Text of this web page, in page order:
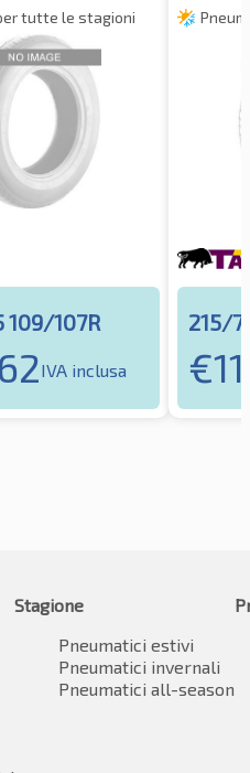
tutte le stagioni
109/107R
IVA inclusa
215/
€
Stagione
Pneumatici estivi
Pneumatici invernali
Pneumatici all-season